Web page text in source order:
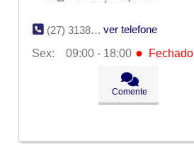
(27) 3138-8992
ver telefone
Sex:
09:00 - 18:00 ● Fechado
09:00 - 18:00
09:00 - 18:00
09:00 - 18:00
Comente